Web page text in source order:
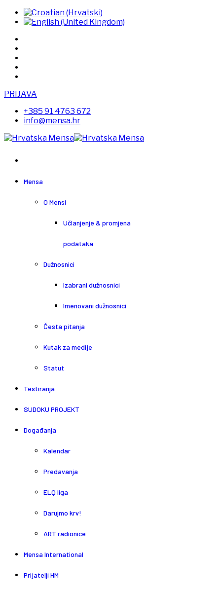
PRIJAVA
+385 91 4763 672
info@mensa.hr
Mensa
O Mensi
Učlanjenje & promjena
podataka
Dužnosnici
Izabrani dužnosnici
Imenovani dužnosnici
Česta pitanja
Kutak za medije
Statut
Testiranja
SUDOKU PROJEKT
Događanja
Kalendar
Predavanja
ELQ liga
Darujmo krv!
ART radionice
Mensa International
Prijatelji HM